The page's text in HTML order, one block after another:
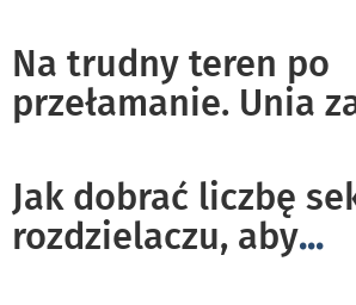
Na trudny teren po
przełamanie. Unia
Jak dobrać liczbę
rozdzielaczu, aby...